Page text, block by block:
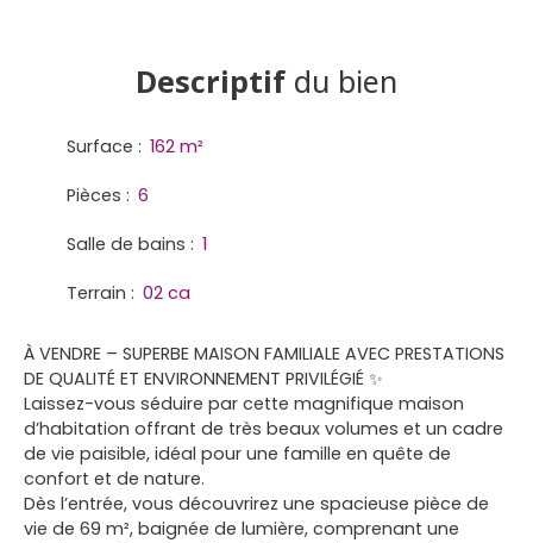
Descriptif du bien
Surface : 162 m²
Pièces : 6
Salle de bains : 1
Terrain : 02 ca
À VENDRE – SUPERBE MAISON FAMILIALE AVEC PRESTATIONS
DE QUALITÉ ET ENVIRONNEMENT PRIVILÉGIÉ ✨
Laissez-vous séduire par cette magnifique maison
d’habitation offrant de très beaux volumes et un cadre
de vie paisible, idéal pour une famille en quête de
confort et de nature.
Dès l’entrée, vous découvrirez une spacieuse pièce de
vie de 69 m², baignée de lumière, comprenant une